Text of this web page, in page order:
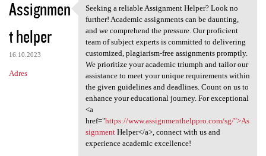
Assignmen
t helper
16.10.2023
Adres
Seeking a reliable Assignment
Seeking a reliable Assignment Helper? Look no
further! Academic assignments can be daunting,
and we comprehend the pressure. Our proficient
team of subject experts is committed to delivering
customized, plagiarism-free assignments promptly.
We prioritize your academic triumph and tailor our
assistance to meet your unique requirements within
the given guidelines and deadlines. Count on us to
enhance your educational journey. For exceptional
<a
href="https://www.assignmenthelppro.com/sg/">As
signmentHelper</a>, connect with us and
experience academic excellence!